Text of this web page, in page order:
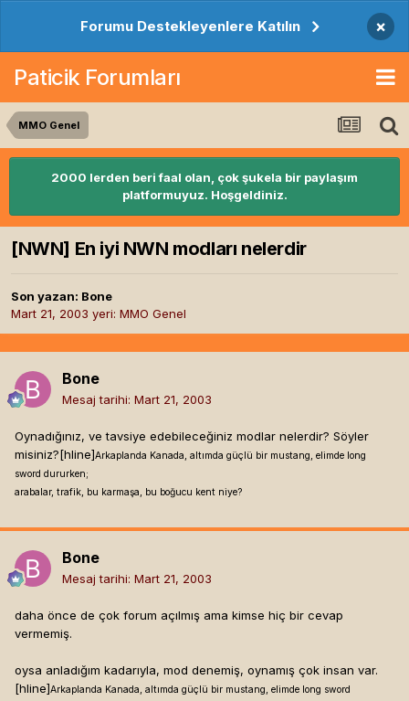
Forumu Destekleyenlere Katılın ×
Paticik Forumları
MMO Genel
2000 lerden beri faal olan, çok şukela bir paylaşım
platformuyuz. Hoşgeldiniz.
[NWN] En iyi NWN modları nelerdir
Son yazan: Bone
Mart 21, 2003 yeri: MMO Genel
Bone
Mesaj tarihi: Mart 21, 2003
Oynadığınız, ve tavsiye edebileceğiniz modlar nelerdir? Söyler
misiniz?[hline]Arkaplanda Kanada, altımda güçlü bir mustang, elimde long
sword dururken;
arabalar, trafik, bu karmaşa, bu boğucu kent niye?
Bone
Mesaj tarihi: Mart 21, 2003
daha önce de çok forum açılmış ama kimse hiç bir cevap
vermemiş.
oysa anladığım kadarıyla, mod denemiş, oynamış çok insan var.
[hline]Arkaplanda Kanada, altımda güçlü bir mustang, elimde long sword